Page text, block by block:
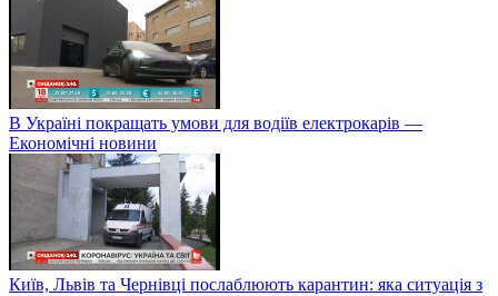
В Україні покращать умови для водіїв електрокарів —
Економічні новини
Київ, Львів та Чернівці послаблюють карантин: яка ситуація з